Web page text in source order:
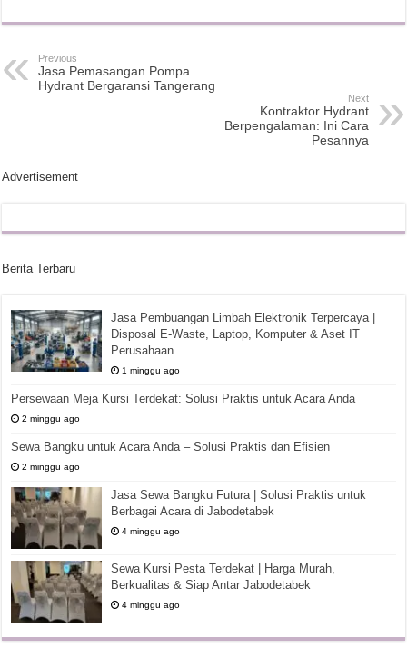
Previous
Jasa Pemasangan Pompa
Hydrant Bergaransi Tangerang
Next
Kontraktor Hydrant
Berpengalaman: Ini Cara
Pesannya
Advertisement
Berita Terbaru
Jasa Pembuangan Limbah Elektronik Terpercaya |
Disposal E-Waste, Laptop, Komputer & Aset IT
Perusahaan
1 minggu ago
Persewaan Meja Kursi Terdekat: Solusi Praktis untuk Acara Anda
2 minggu ago
Sewa Bangku untuk Acara Anda – Solusi Praktis dan Efisien
2 minggu ago
Jasa Sewa Bangku Futura | Solusi Praktis untuk
Berbagai Acara di Jabodetabek
4 minggu ago
Sewa Kursi Pesta Terdekat | Harga Murah,
Berkualitas & Siap Antar Jabodetabek
4 minggu ago